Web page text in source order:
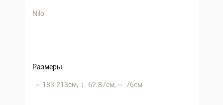
Nilo
Размеры:
183-213 см, 62-87 см, 76 см